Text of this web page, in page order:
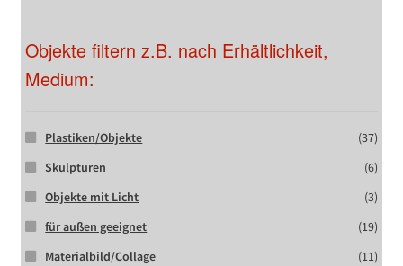
Objekte filtern z.B. nach Erhältlichkeit,
Medium:
Plastiken/Objekte
(37)
Skulpturen
(6)
Objekte mit Licht
(3)
für außen geeignet
(19)
Materialbild/Collage
(11)